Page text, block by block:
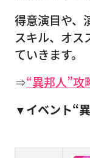
得意演目や、
スキル、オス
ていきます。
⇒“異邦人”攻
▼イベント“